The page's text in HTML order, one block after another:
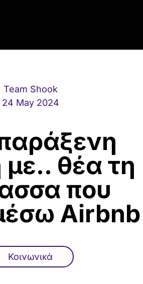
Team Shook
24 May 2024
θέα τη
που
Airbnb
Κοινωνικά